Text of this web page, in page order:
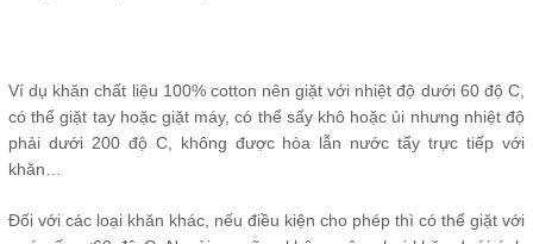
Ví dụ khăn chất liệu 100% cotton nên giặt với nhiệt độ dưới 60 độ C,
có thể giặt tay hoặc giặt máy, có thể sấy khô hoặc ủi nhưng nhiệt độ
phải dưới 200 độ C, không được hòa lẫn nước tẩy trực tiếp với
khăn…
Đối với các loại khăn khác, nếu điều kiện cho phép thì có thể giặt với